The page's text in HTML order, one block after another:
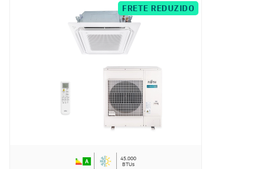
FRETE REDUZIDO
45.000
BTUs